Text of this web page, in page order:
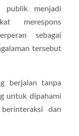
publik menjadi
merespons
sebagai
tersebut
berjalan tanpa
untuk dipahami
dan